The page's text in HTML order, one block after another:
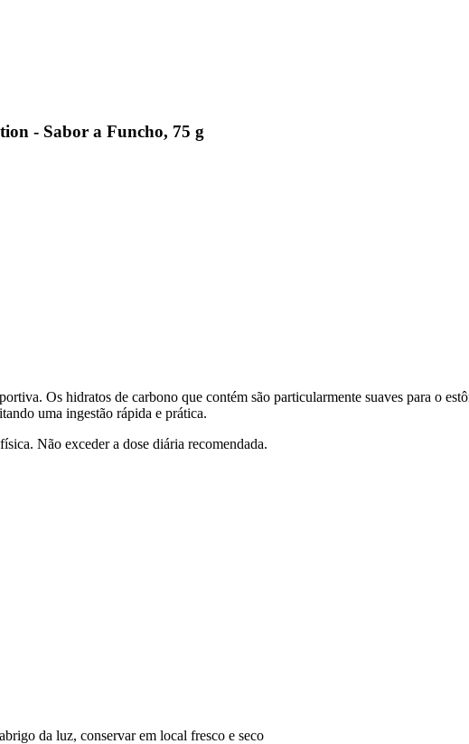
- Sabor a Funcho, 75 g
Os hidratos de carbono que contém são particularmente suaves para o
uma ingestão rápida e prática.
Não exceder a dose diária recomendada.
da luz, conservar em local fresco e seco